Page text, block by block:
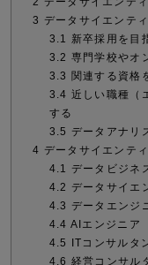
3 データサイエンテ
3.1 新卒採用を目
3.2 専門学校やオ
3.3 関連する資格
3.4 近しい職種（
する
3.5 データアナリ
4 データサイエンテ
4.1 データビジネ
4.2 データサイエ
4.3 データエンジ
4.4 AIエンジニア
4.5
ITコンサルタ
4.6 経営コンサル